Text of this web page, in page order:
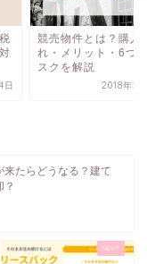
日
競売物件とは？購入
れ・メリット・6つ
スクを解説
2018年2
来たらどうなる？建て
？